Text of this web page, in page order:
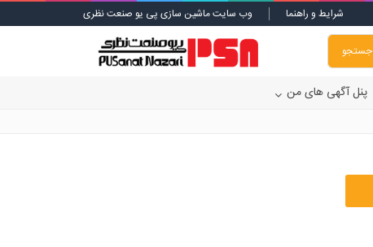
وب سایت ماشین سازی پی یو صنعت نظری شرایط و راهنما
جستجو
پنل آگهی های من